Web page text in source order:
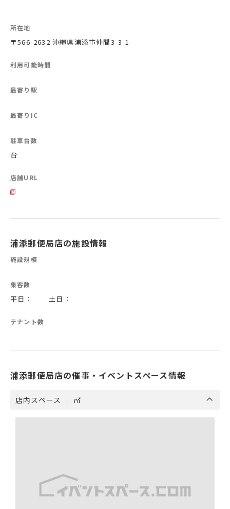
所在地
〒566-2632 沖縄県浦添市仲間3-3-1
利用可能時間
最寄り駅
最寄りIC
駐車台数
台
店舗URL
浦添郵便局店の施設情報
施設規模
集客数
平日： 土日：
テナント数
浦添郵便局店の催事・イベントスペース情報
店内スペース ｜ ㎡